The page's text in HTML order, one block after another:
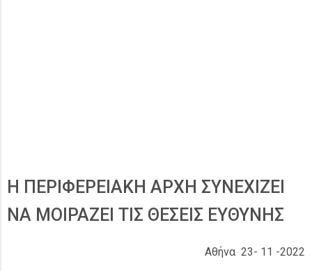
Η ΠΕΡΙΦΕΡΕΙΑΚΗ ΑΡΧΗ ΣΥΝΕΧΙΖΕΙ
ΝΑ ΜΟΙΡΑΖΕΙ ΤΙΣ ΘΕΣΕΙΣ ΕΥΘΥΝΗΣ
Αθήνα 23- 11 -2022